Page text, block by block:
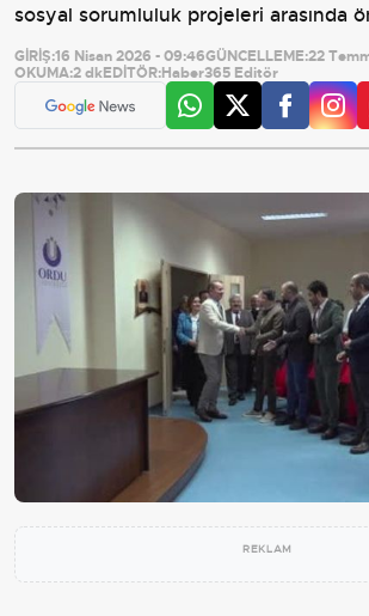
sosyal sorumluluk projeleri arasında
GİRİŞ:16 Nisan 2026 - 09:46GÜNCELLEME:22
OKUMA:2 dkEDİTÖR:Haber365 Editör
REKLAM